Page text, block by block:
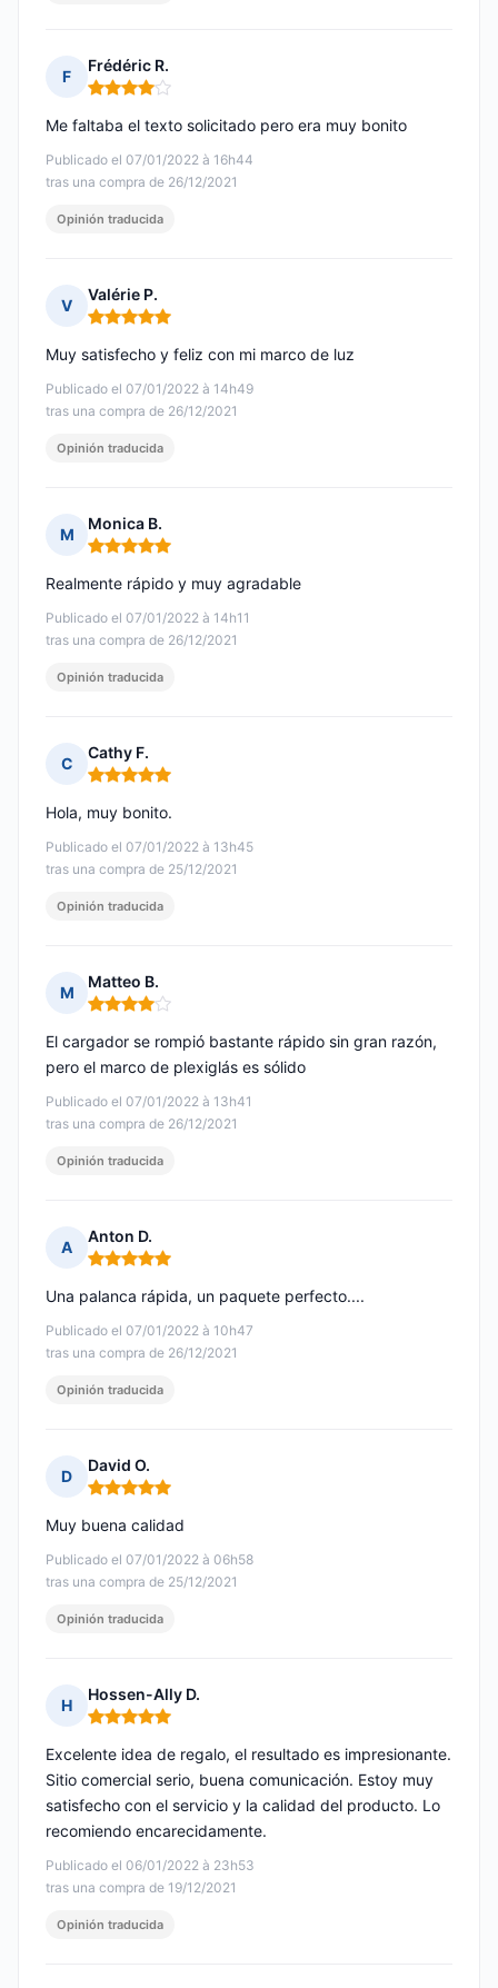
F
Frédéric R.
Nota: 4 de 5
Publicado el 07/01/2022 à 16h44
tras una compra de 26/12/2021
Me faltaba el texto solicitado pero era muy bonito
Opinión traducida
V
Valérie P.
Nota: 5 de 5
Publicado el 07/01/2022 à 14h49
tras una compra de 26/12/2021
Muy satisfecho y feliz con mi marco de luz
Opinión traducida
M
Monica B.
Nota: 5 de 5
Publicado el 07/01/2022 à 14h11
tras una compra de 26/12/2021
Realmente rápido y muy agradable
Opinión traducida
C
Cathy F.
Nota: 5 de 5
Publicado el 07/01/2022 à 13h45
tras una compra de 25/12/2021
Hola, muy bonito.
Opinión traducida
M
Matteo B.
Nota: 4 de 5
Publicado el 07/01/2022 à 13h41
tras una compra de 26/12/2021
El cargador se rompió bastante rápido sin gran razón,
pero el marco de plexiglás es sólido
Opinión traducida
A
Anton D.
Nota: 5 de 5
Publicado el 07/01/2022 à 10h47
tras una compra de 26/12/2021
Una palanca rápida, un paquete perfecto....
Opinión traducida
D
David O.
Nota: 5 de 5
Publicado el 07/01/2022 à 06h58
tras una compra de 25/12/2021
Muy buena calidad
Opinión traducida
H
Hossen-Ally D.
Nota: 5 de 5
Publicado el 06/01/2022 à 23h53
tras una compra de 19/12/2021
Excelente idea de regalo, el resultado es impresionante.
Sitio comercial serio, buena comunicación. Estoy muy
satisfecho con el servicio y la calidad del producto. Lo
recomiendo encarecidamente.
Opinión traducida